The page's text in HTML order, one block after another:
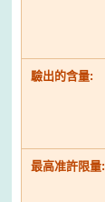
驗出的含量:
最高准許限量: